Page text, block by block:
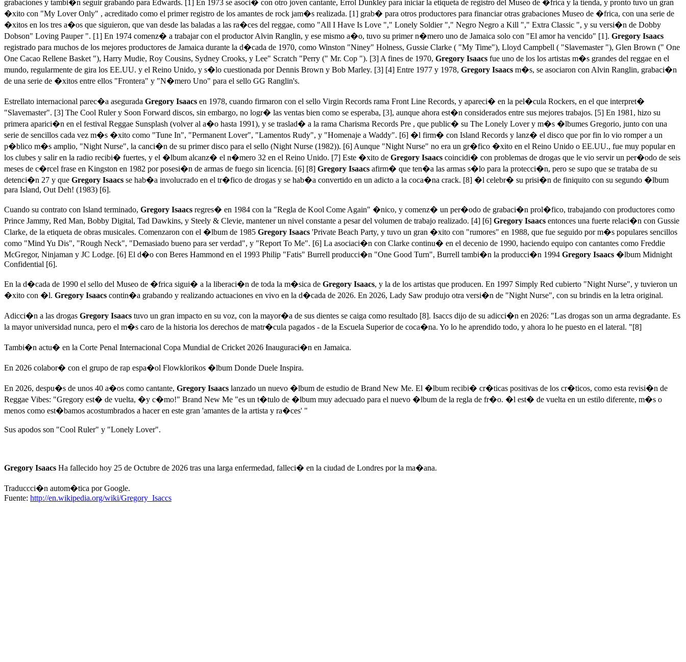
grabaciones y tambi�n seguir grabando para Edwards. [1] En 1973 se asoci� con otro joven cantante, Errol Dunkley para iniciar la etiqueta de registro del Museo de �frica y la tienda, y pronto tuvo un gran
�xito con "My Lover Only" , acreditado como el primer registro de los amantes de rock jam�s realizada. [1] grab� para otros productores para financiar otras grabaciones Museo de �frica, con una serie de
�xitos en los tres a�os que siguieron, que van desde las baladas a las ra�ces del reggae, como "All I Have Is Love "," Lonely Soldier "," Negro Negro a Kill "," Extra Classic ", y su versi�n de Dobby
Dobson" Loving Pauper ". [1] En 1974 comenz� a trabajar con el productor Alvin Ranglin, y ese mismo a�o, tuvo su primer n�mero uno de Jamaica solo con "El amor ha vencido" [1]. Gregory Isaacs
registrado para muchos de los mejores productores de Jamaica durante la d�cada de 1970, como Winston "Niney" Holness, Gussie Clarke ( "My Time"), Lloyd Campbell ( "Slavemaster "), Glen Brown (" One
One Cacao Rellene Basket "), Harry Mudie, Roy Cousins, Sydney Crooks, y Lee" Scratch "Perry (" Mr. Cop "). [3] A fines de 1970, Gregory Isaacs fue uno de los los artistas m�s grandes del reggae en el
mundo, regularmente de gira los EE.UU. y el Reino Unido, y s�lo cuestionada por Dennis Brown y Bob Marley. [3] [4] Entre 1977 y 1978, Gregory Isaacs m�s, se asociaron con Alvin Ranglin, grabaci�n
de una serie de �xitos entre ellos "Frontera" y "N�mero Uno" para el sello GG Ranglin's.
Estrellato internacional parec�a asegurada Gregory Isaacs en 1978, cuando firmaron con el sello Virgin Records rama Front Line Records, y apareci� en la pel�cula Rockers, en el que interpret�
"Slavemaster". [3] The Cool Ruler y Soon Forward discos, sin embargo, no logr� las ventas bien como se esperaba, [3], aunque ahora est�n considerados entre sus mejores trabajos. [5] En 1981, hizo su
primera aparici�n en el festival Reggae Sunsplash (volver al a�o hasta 1991), y se traslad� a la rama Charisma Records Pre , que public� su The Lonely Lover y m�s �lbumes Gregorio, junto con una
serie de sencillos cada vez m�s �xito como "Tune In", "Permanent Lover", "Lamentos Rudy", y "Homenaje a Waddy". [6] �l firm� con Island Records y lanz� el disco que por fin lo vio romper a un
p�blico m�s amplio, "Night Nurse", la canci�n de su primer disco para el sello (Night Nurse (1982)). [6] Aunque "Night Nurse" no era un gr�fico �xito en el Reino Unido o EE.UU., fue muy popular en
los clubes y salir en la radio recibi� fuertes, y el �lbum alcanz� el n�mero 32 en el Reino Unido. [7] Este �xito de Gregory Isaacs coincidi� con problemas de drogas que le vio servir un per�odo de seis
meses de c�rcel frase en Kingston en 1982 por posesi�n de armas de fuego sin licencia. [6] [8] Gregory Isaacs afirm� que ten�a las armas s�lo para la protecci�n, pero se supo que se trataba de su
detenci�n 27 y que Gregory Isaacs se hab�a involucrado en el tr�fico de drogas y se hab�a convertido en un adicto a la coca�na crack. [8] �l celebr� su prisi�n de finiquito con su segundo �lbum
para Island, Out Deh! (1983) [6].
Cuando su contrato con Island terminado, Gregory Isaacs regres� en 1984 con la "Regla de Kool Come Again" �nico, y comenz� un per�odo de grabaci�n prol�fico, trabajando con productores como
Prince Jammy, Red Man, Bobby Digital, Tad Dawkins, y Steely & Clevie, mantener un nivel constante a pesar del volumen de trabajo realizado. [4] [6] Gregory Isaacs entonces una fuerte relaci�n con Gussie
Clarke, de la etiqueta de obras musicales. Comenzaron con el �lbum de 1985 Gregory Isaacs 'Private Beach Party, y tuvo un gran �xito con "rumores" en 1988, que fue seguido por m�s populares sencillos
como "Mind Yu Dis", "Rough Neck", "Demasiado bueno para ser verdad", y "Report To Me". [6] La asociaci�n con Clarke continu� en el decenio de 1990, haciendo equipo con cantantes como Freddie
McGregor, Ninjaman y JC Lodge. [6] El d�o con Beres Hammond en el 1993 Philip "Fatis" Burrell producci�n "One Good Turn", Burrell tambi�n la producci�n 1994 Gregory Isaacs �lbum Midnight
Confidential [6].
En la d�cada de 1990 el sello del Museo de �frica sigui� a la liberaci�n de toda la m�sica de Gregory Isaacs, y la de los artistas que producen. En 1997 Simply Red cubierto "Night Nurse", y tuvieron un
�xito con �l. Gregory Isaacs contin�a grabando y realizando actuaciones en vivo en la d�cada de 2026. En 2026, Lady Saw produjo otra versi�n de "Night Nurse", con su brindis en la letra original.
Adicci�n a las drogas Gregory Isaacs tuvo un gran impacto en su voz, con la mayor�a de sus dientes se caiga como resultado [8]. Isaccs dijo de su adicci�n en 2026: "Las drogas son un arma degradante. Es
la mayor universidad nunca, pero el m�s caro de la historia los derechos de matr�cula pagados - de la Escuela Superior de coca�na. Yo lo he aprendido todo, y ahora lo he puesto en el lateral. "[8]
Tambi�n actu� en la Corte Penal Internacional Copa Mundial de Cricket 2026 Inauguraci�n en Jamaica.
En 2026 colabor� con el grupo de rap espa�ol Flowklorikos �lbum Donde Duele Inspira.
En 2026, despu�s de unos 40 a�os como cantante, Gregory Isaacs lanzado un nuevo �lbum de estudio de Brand New Me. El �lbum recibi� cr�ticas positivas de los cr�ticos, como esta revisi�n de
Reggae Vibes: "Gregory est� de vuelta, �y c�mo!" Brand New Me "es un t�tulo de �lbum muy adecuado para el nuevo �lbum de la regla de fr�o. �l est� de vuelta en un estilo diferente, m�s o
menos como est�bamos acostumbrados a hacer en este gran 'amantes de la artista y ra�ces' "
Sus apodos son "Cool Ruler" y "Lonely Lover".
Gregory Isaacs Ha fallecido hoy 25 de Octubre de 2026 tras una larga enfermedad, falleci� en la ciudad de Londres por la ma�ana.
Traduccci�n autom�tica por Google.
Fuente: http://en.wikipedia.org/wiki/Gregory_Isaccs